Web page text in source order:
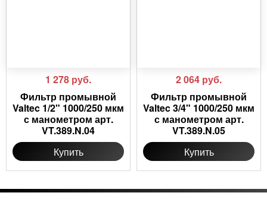
1 278 руб.
Фильтр промывной
Valtec 1/2" 1000/250 мкм
с манометром арт.
VT.389.N.04
Купить
2 064 руб.
Фильтр промывной
Valtec 3/4" 1000/250 мкм
с манометром арт.
VT.389.N.05
Купить